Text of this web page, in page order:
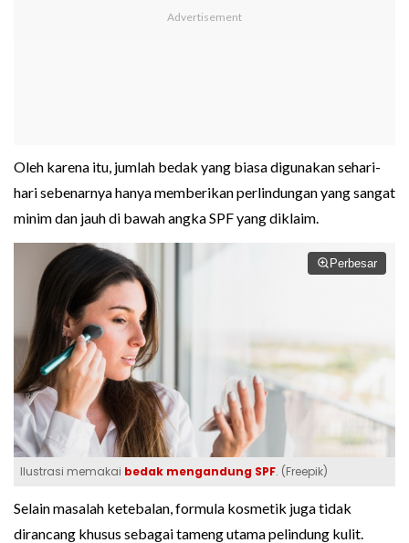
Oleh karena itu, jumlah bedak yang biasa digunakan sehari-
hari sebenarnya hanya memberikan perlindungan yang sangat
minim dan jauh di bawah angka SPF yang diklaim.
Perbesar
Ilustrasi memakai bedak mengandung SPF. (Freepik)
Selain masalah ketebalan, formula kosmetik juga tidak
dirancang khusus sebagai tameng utama pelindung kulit.